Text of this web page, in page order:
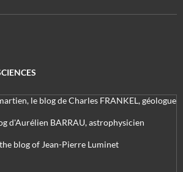
le blog de Charles FRANKEL, géologue
d'Aurélien BARRAU, astrophysicien
blog of Jean-Pierre Luminet